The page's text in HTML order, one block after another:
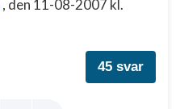
, den 11-08-2007 kl.
45 svar